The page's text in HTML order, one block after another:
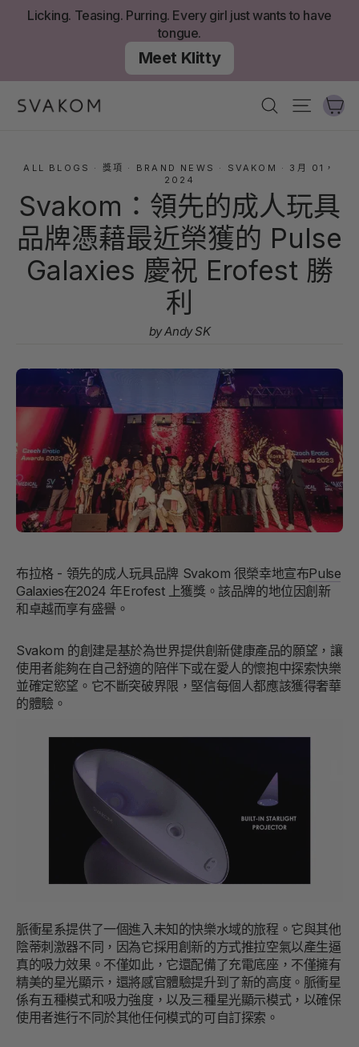
Licking. Teasing. Purring. Every girl just wants to have
tongue.
Meet Klitty
搜尋 網站導
ALL BLOGS · 獎項 · BRAND NEWS · SVAKOM · 3月 01，
2024
Svakom：領先的成人玩具
品牌憑藉最近榮獲的 Pulse
Galaxies 慶祝 Erofest 勝
利
by Andy SK
布拉格 - 領先的成人玩具品牌 Svakom 很榮幸地宣布Pulse
Galaxies在2024 年Erofest 上獲獎。該品牌的地位因創新
和卓越而享有盛譽。
Svakom 的創建是基於為世界提供創新健康產品的願望，讓
使用者能夠在自己舒適的陪伴下或在愛人的懷抱中探索快樂
並確定慾望。它不斷突破界限，堅信每個人都應該獲得奢華
的體驗。
脈衝星系提供了一個進入未知的快樂水域的旅程。它與其他
陰蒂刺激器不同，因為它採用創新的方式推拉空氣以產生逼
真的吸力效果。不僅如此，它還配備了充電底座，不僅擁有
精美的星光顯示，還將感官體驗提升到了新的高度。脈衝星
係有五種模式和吸力強度，以及三種星光顯示模式，以確保
使用者進行不同於其他任何模式的可自訂探索。